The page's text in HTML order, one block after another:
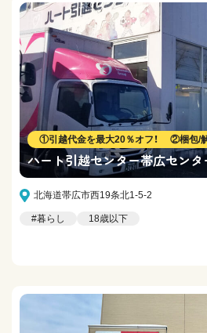
①引越代金を最大20％オフ！ ②梱包/解
ハート引越センター帯広センタ
北海道帯広市西19条北1-5-2
#暮らし 18歳以下